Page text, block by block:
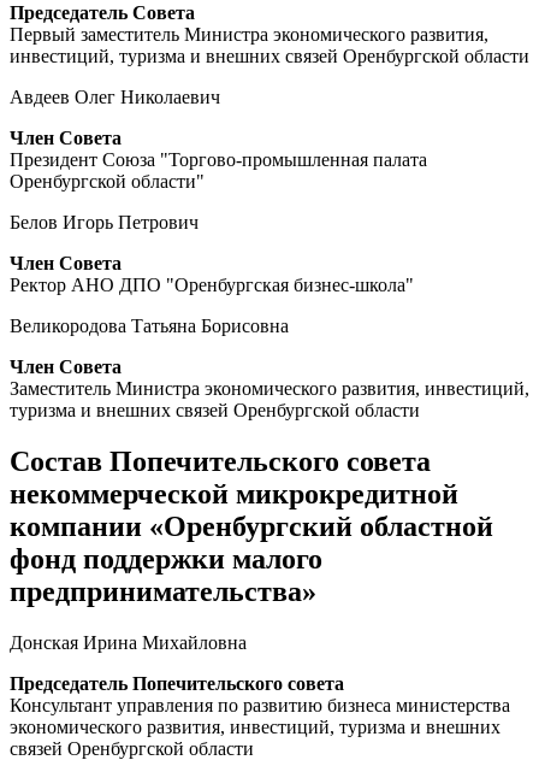
Председатель Совета
Первый заместитель Министра экономического развития,
инвестиций, туризма и внешних связей Оренбургской области
Авдеев Олег Николаевич
Член Совета
Президент Союза "Торгово-промышленная палата
Оренбургской области"
Белов Игорь Петрович
Член Совета
Ректор АНО ДПО "Оренбургская бизнес-школа"
Великородова Татьяна Борисовна
Член Совета
Заместитель Министра экономического развития, инвестиций,
туризма и внешних связей Оренбургской области
Состав Попечительского совета
некоммерческой микрокредитной
компании «Оренбургский областной
фонд поддержки малого
предпринимательства»
Донская Ирина Михайловна
Председатель Попечительского совета
Консультант управления по развитию бизнеса министерства
экономического развития, инвестиций, туризма и внешних
связей Оренбургской области